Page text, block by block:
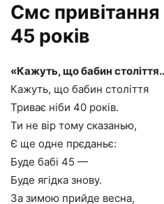
Смс
45 років
«Кажуть, що бабин
Кажуть, що бабин століття
Триває ніби 40 років.
Ти не вір тому сказанью,
Є ще одне прєданьє:
Буде бабі 45 —
Буде ягідка знову.
За зимою прийде весна,